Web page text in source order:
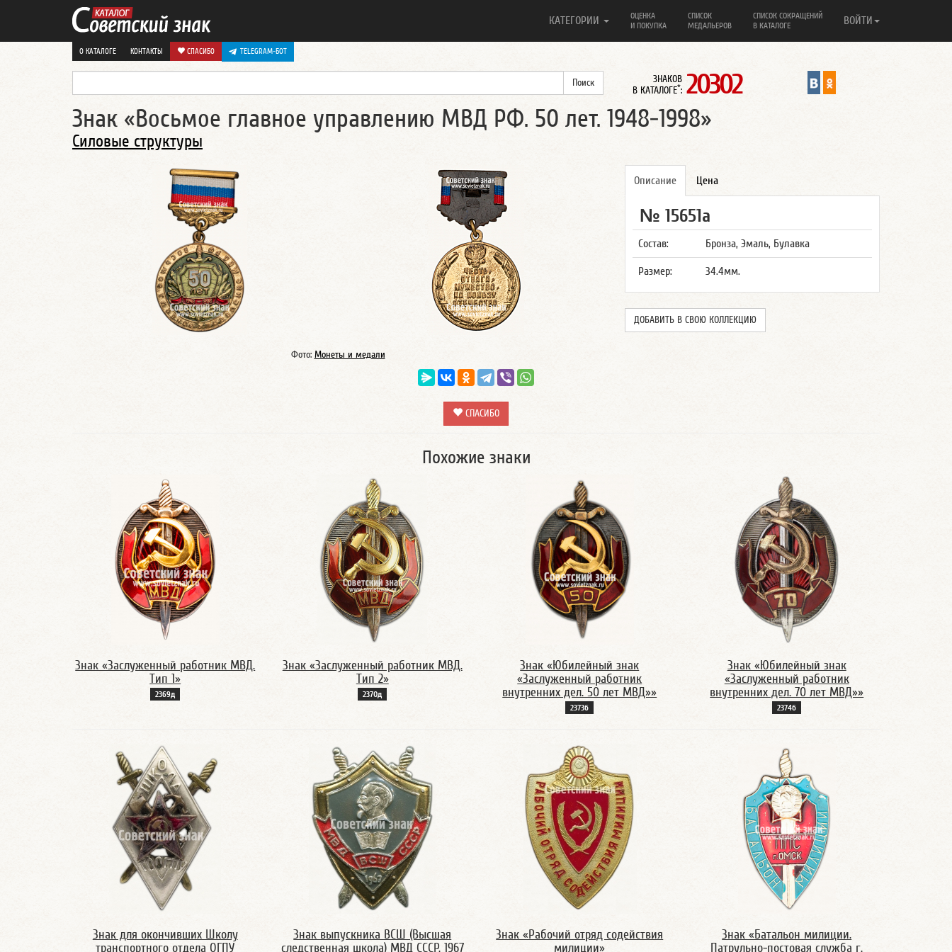
КАТЕГОРИИ
ОЦЕНКА
И ПОКУПКА
СПИСОК
МЕДАЛЬЕРОВ
СПИСОК СОКРАЩЕНИЙ
В КАТАЛОГЕ
ВОЙТИ
О КАТАЛОГЕ КОНТАКТЫ СПАСИБО TELEGRAM-БОТ
ЗНАКОВ
В КАТАЛОГЕ*: 20302
Знак «Восьмое главное управлению МВД РФ. 50 лет. 1948-1998»
Силовые структуры
Описание Цена
№ 15651а
Состав: Бронза, Эмаль, Булавка
Размер: 34.4мм.
ДОБАВИТЬ В СВОЮ КОЛЛЕКЦИЮ
Фото: Монеты и медали
СПАСИБО
Похожие знаки
Знак «Заслуженный работник МВД.
Тип 1»
2369д
Знак «Заслуженный работник МВД.
Тип 2»
2370д
Знак «Юбилейный знак
«Заслуженный работник
внутренних дел. 50 лет МВД»»
2373б
Знак «Юбилейный знак
«Заслуженный работник
внутренних дел. 70 лет МВД»»
2374б
Знак для окончивших Школу
транспортного отдела ОГПУ
Знак выпускника ВСШ (Высшая
следственная школа) МВД СССР. 1967
Знак «Рабочий отряд содействия
милиции»
Знак «Батальон милиции.
Патрульно-постовая служба г.